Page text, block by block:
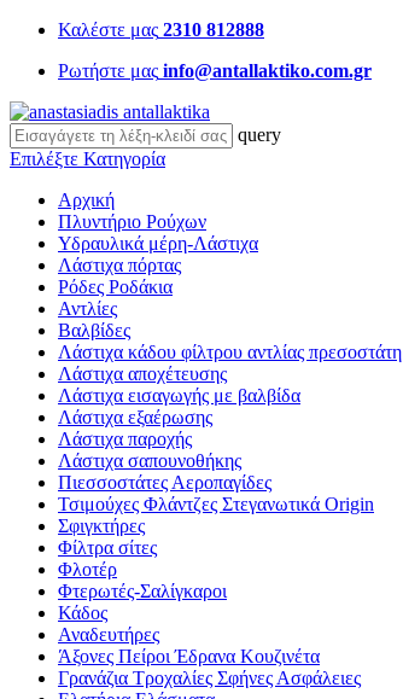
Καλέστε μας 2310 812888
Ρωτήστε μας info@antallaktiko.com.gr
query
Επιλέξτε Κατηγορία
Αρχική
Πλυντήριο Ρούχων
Υδραυλικά μέρη-Λάστιχα
Λάστιχα πόρτας
Ρόδες Ροδάκια
Αντλίες
Βαλβίδες
Λάστιχα κάδου φίλτρου αντλίας πρεσοστάτη
Λάστιχα αποχέτευσης
Λάστιχα εισαγωγής με βαλβίδα
Λάστιχα εξαέρωσης
Λάστιχα παροχής
Λάστιχα σαπουνοθήκης
Πιεσσοστάτες Αεροπαγίδες
Τσιμούχες Φλάντζες Στεγανωτικά Origin
Σφιγκτήρες
Φίλτρα σίτες
Φλοτέρ
Φτερωτές-Σαλίγκαροι
Κάδος
Αναδευτήρες
Άξονες Πείροι Έδρανα Κουζινέτα
Γρανάζια Τροχαλίες Σφήνες Ασφάλειες